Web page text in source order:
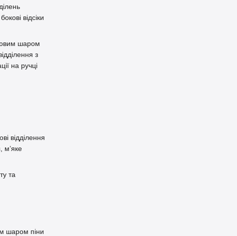
відсіки
шаром
з
на ручці
відділення
м’яке
та
шаром піни